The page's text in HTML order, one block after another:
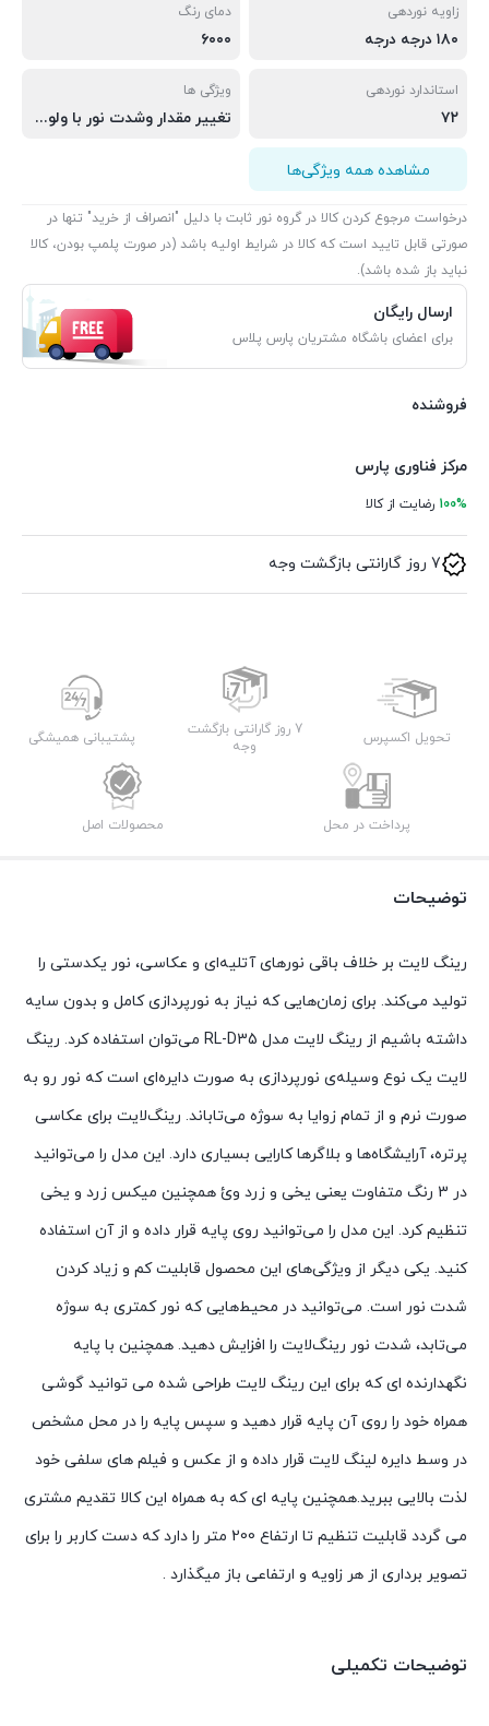
زاویه نوردهی
۱۸۰ درجه درجه
دمای رنگ
۶۰۰۰
استاندارد نوردهی
۷۲
ویژگی ها
تغییر مقدار وشدت نور با ولوم دستگاه وریموت تنظیم ارتفاع تا ۲متر چرخش ۳۶۰درجه خم شدن تا۹۰درج محل نگهداری ۳عدد موبایل همزمان خروجی usb جهت شارژکردن گوشی و.. دارای سه پایه نور فاقد باتری (قابل استفاده با برق شهری) دارای قدرت خروجی ۷۲ وات به همراه ۳ عدد هولدر موبایل قابل انعطاف جهت استفاده هم زمان ۳ عدد گوشی همراه برای مواقعی که نیاز داشته به صورت هم زمان ویدئو زنده خود را در ۳ اپلیکیشن اینستاگرام،یوتیوب دارای ریموت کنترل جهت کنترل از راه دور رینگ لایت
مشاهده همه ویژگی‌ها
درخواست مرجوع کردن کالا در گروه نور ثابت با دلیل "انصراف از خرید" تنها در
صورتی قابل تایید است که کالا در شرایط اولیه باشد (در صورت پلمپ بودن، کالا
نباید باز شده باشد).
ارسال رایگان
برای اعضای باشگاه مشتریان پارس پلاس
فروشنده
مرکز فناوری پارس
100% رضایت از کالا
7 روز گارانتی بازگشت وجه
تحویل اکسپرس
7 روز گارانتی بازگشت
وجه
پشتیبانی همیشگی
پرداخت در محل محصولات اصل
توضیحات
رینگ لایت بر خلاف باقی نورهای آتلیه‌ای و عکاسی، نور یکدستی را
تولید می‌کند. برای زمان‌هایی که نیاز به نورپردازی کامل و بدون سایه
داشته باشیم از رینگ لایت مدل RL-D35 می‌توان استفاده کرد. رینگ
لایت یک نوع وسیله‌ی نورپردازی به صورت دایره‌ای است که نور رو به
صورت نرم و از تمام زوایا به سوژه می‌تاباند. رینگ‌لایت برای عکاسی
پرتره، آرایشگاه‌ها و بلاگرها کارایی بسیاری دارد. این مدل را می‌توانید
در 3 رنگ متفاوت یعنی یخی و زرد وئ همچنین میکس زرد و یخی
تنظیم کرد. این مدل را می‌توانید روی پایه قرار داده و از آن استفاده
کنید. یکی دیگر از ویژگی‌های این محصول قابلیت کم و زیاد کردن
شدت نور است. می‌توانید در محیط‌هایی که نور کمتری به سوژه
می‌تابد، شدت نور رینگ‌لایت را افزایش دهید. همچنین با پایه
نگهدارنده ای که برای این رینگ لایت طراحی شده می توانید گوشی
همراه خود را روی آن پایه قرار دهید و سپس پایه را در محل مشخص
در وسط دایره لینگ لایت قرار داده و از عکس و فیلم های سلفی خود
لذت بالایی ببرید.همچنین پایه ای که به همراه این کالا تقدیم مشتری
می گردد قابلیت تنظیم تا ارتفاع 200 متر را دارد که دست کاربر را برای
تصویر برداری از هر زاویه و ارتفاعی باز میگذارد .
توضیحات تکمیلی